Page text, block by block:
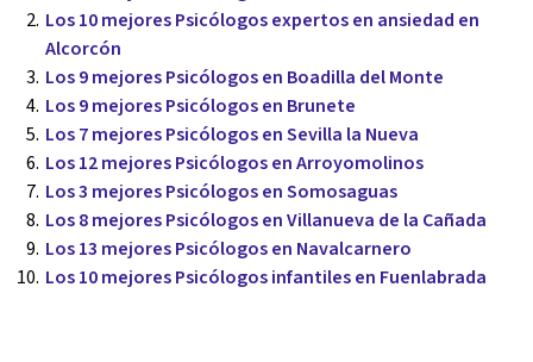
Los 10 mejores Psicólogos expertos en ansiedad en
Alcorcón
Los 9 mejores Psicólogos en Boadilla del Monte
Los 9 mejores Psicólogos en Brunete
Los 7 mejores Psicólogos en Sevilla la Nueva
Los 12 mejores Psicólogos en Arroyomolinos
Los 3 mejores Psicólogos en Somosaguas
Los 8 mejores Psicólogos en Villanueva de la Cañada
Los 13 mejores Psicólogos en Navalcarnero
Los 10 mejores Psicólogos infantiles en Fuenlabrada